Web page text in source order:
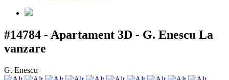
#14784 - Apartament 3D - G. Enescu La
vanzare
G. Enescu